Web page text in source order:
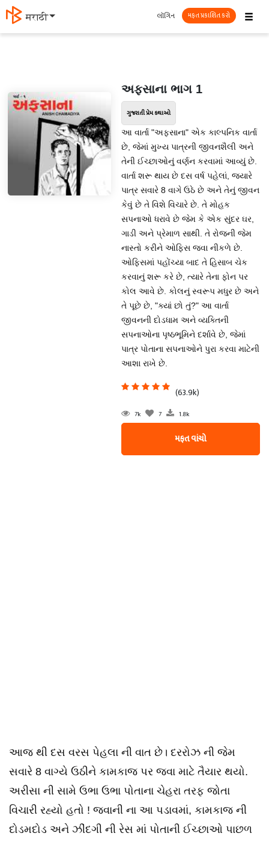
मराठी ☰
લૉગિન મફત પ્રકાશિત કરો
અફસાના ભાગ 1
ગુજરાતી પ્રેમ કથાઓ
આ વાર્તા "અફસાના" એક કાલ્પનિક વાર્તા
છે, જેમાં મુખ્ય પાત્રની જીવનશૈલી અને
તેની ઈચ્છાઓનું વર્ણન કરવામાં આવ્યું છે.
વાર્તા શરૂ થાય છે દસ વર્ષ પહેલાં, જયારે
પાત્ર સવારે 8 વાગે ઉઠે છે અને તેનું જીવન
કેવું છે તે વિશે વિચારે છે. તે મોહક
સપનાઓ ધરાવે છે જેમ કે એક સુંદર ઘર,
ગાડી અને પ્રેમાળ સાથી. તે રોજની જેમ
નાસ્તો કરીને ઓફિસ જવા નીકળે છે.
ઓફિસમાં પહોંચ્યા બાદ તે હિસાબ ચેક
કરવાનું શરૂ કરે છે, ત્યારે તેના ફોન પર
કોલ આવે છે. કોલનું સ્વરૂપ મધુર છે અને
તે પૂછે છે, "ક્યાં છો તું?" આ વાર્તા
જીવનની દોડધામ અને વ્યક્તિની
સપનાઓના પૃષ્ઠભૂમિને દર્શાવે છે, જેમાં
પાત્ર પોતાના સપનાઓને પુરા કરવા માટેની
આશા રાખે છે.
(63.9k)
7k 7 1.8k
મફત વાંચો
આજ થી દસ વરસ પેહલા ની વાત છે। દરરોઝ ની જેમ
સવારે 8 વાગ્યે ઉઠીને કામકાજ પર જવા માટે તૈયાર થયો.
અરીસા ની સામે ઉભા ઉભા પોતાના ચેહરા તરફ જોતા
વિચારી રહ્યો હતો ! જવાની ના આ પડાવમાં, કામકાજ ની
દોડમદોડ અને ઝીંદગી ની રેસ માં પોતાની ઈચ્છાઓ પાછળ